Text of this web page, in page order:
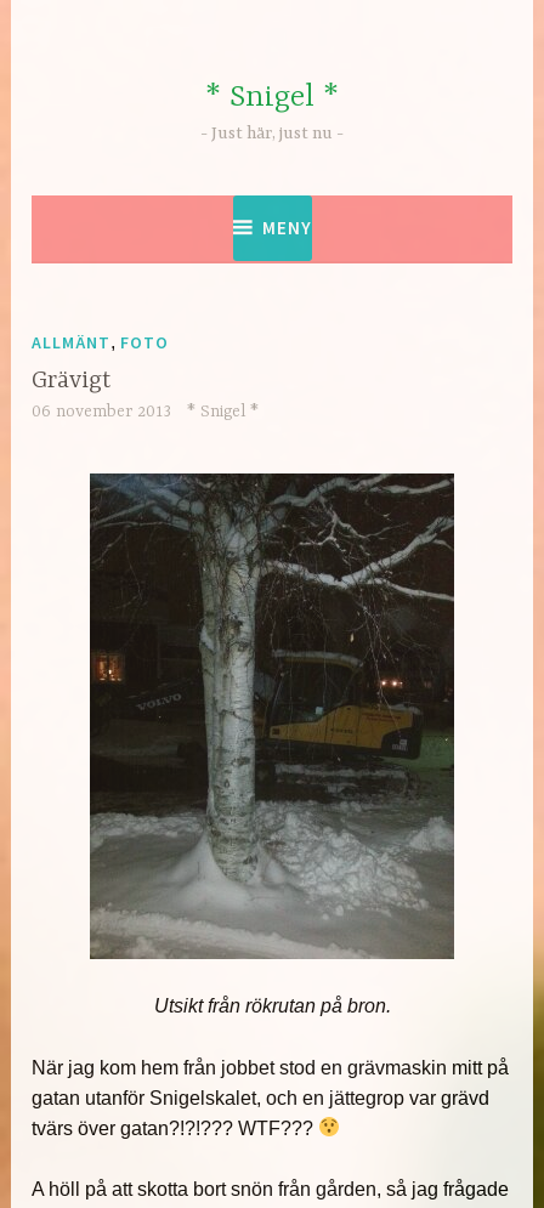
* Snigel *
Just här, just nu
MENY
ALLMÄNT, FOTO
Grävigt
06 november 2013 * Snigel *
Utsikt från rökrutan på bron.
När jag kom hem från jobbet stod en grävmaskin mitt på
gatan utanför Snigelskalet, och en jättegrop var grävd
tvärs över gatan?!?!??? WTF???
A höll på att skotta bort snön från gården, så jag frågade